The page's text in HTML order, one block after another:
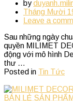
by
Tháng Mười
Leave a
Sau những ngày
quyền MILIMET
động với mô hình
thư ...
Posted in Tin Tức